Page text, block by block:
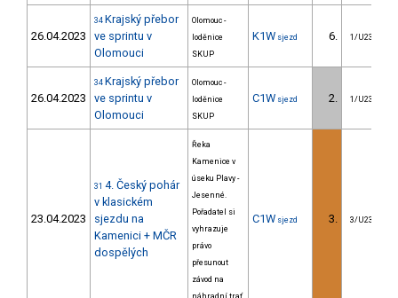
26.04.2023
34 Krajský přebor
ve sprintu v
Olomouci
Olomouc -
loděnice
SKUP
K1W sjezd 6. 1/U23
26.04.2023
34 Krajský přebor
ve sprintu v
Olomouci
Olomouc -
loděnice
SKUP
C1W sjezd 2. 1/U23
23.04.2023
31 4. Český pohár
v klasickém
sjezdu na
Kamenici + MČR
dospělých
Řeka
Kamenice v
úseku Plavy -
Jesenné.
Pořadatel si
vyhrazuje
právo
přesunout
závod na
C1W sjezd 3. 3/U23